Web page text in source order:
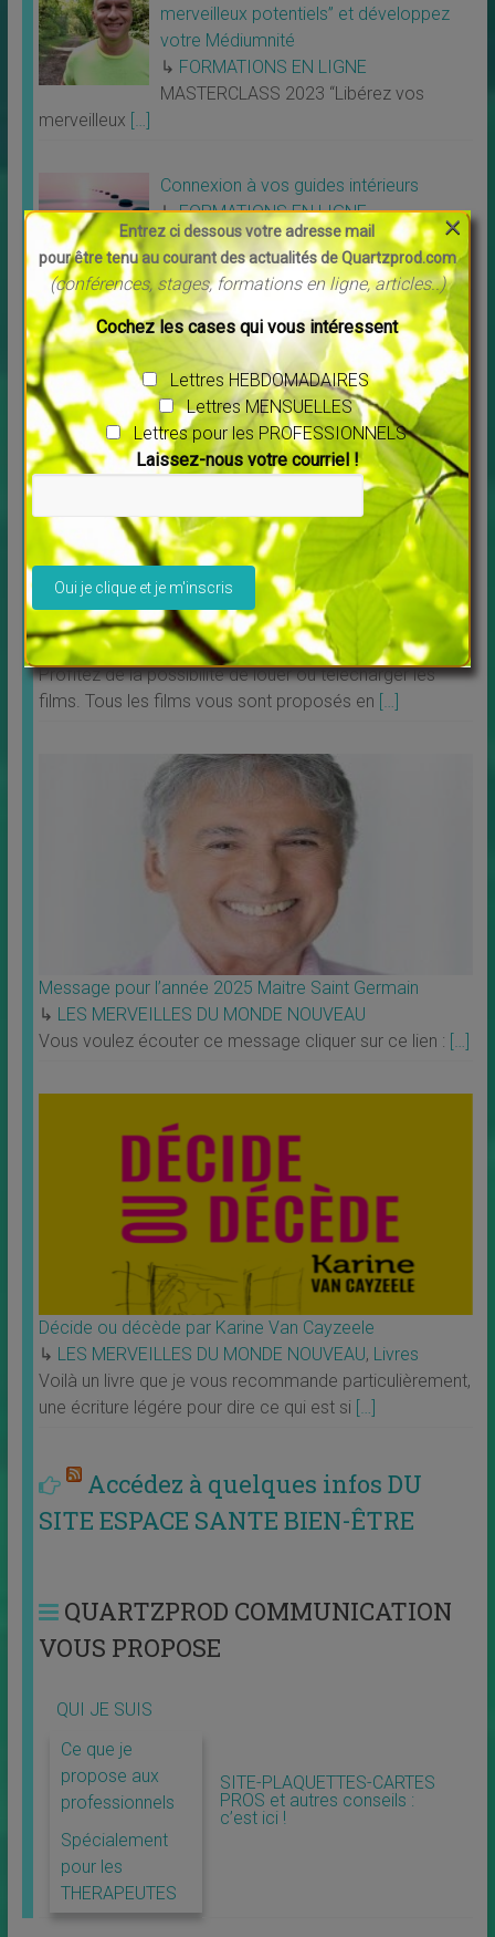
merveilleux potentiels” et développez
votre Médiumnité
↳ FORMATIONS EN LIGNE
MASTERCLASS 2023 “Libérez vos
merveilleux […]
Connexion à vos guides intérieurs
↳FORMATIONS EN LIGNE
Nouvel atelier animé par Pierre Lessard
Connexion à[…]
Un peu de POSITIF
Découvrez Debowska Productions
↳LES MERVEILLES DU MONDE NOUVEAU
Livres
Profitez de la possibilité de louer ou télécharger les
films. Tous les films vous sont proposés en […]
Message pour l’année 2025 Maitre Saint Germain
↳ LES MERVEILLES DU MONDE NOUVEAU
Vous voulez écouter ce message cliquer sur ce lien : […]
Décide ou décède par Karine Van Cayzeele
↳ LES MERVEILLES DU MONDE NOUVEAU, Livres
Voilà un livre que je vous recommande particulièrement,
une écriture légére pour dire ce qui est si […]
Accédez à quelques infos DU
SITE ESPACE SANTE BIEN-ÊTRE
QUARTZPROD COMMUNICATION
VOUS PROPOSE
QUI JE SUIS
Ce que je
propose aux
professionnels
Spécialement
pour les
THERAPEUTES
SITE-PLAQUETTES-CARTES
PROS et autres conseils :
c’est ici !
Entrez ci dessous votre adresse mail
pour être tenu au courant des actualités de Quartzprod.com
(conférences, stages, formations en ligne, articles..)
Cochez les cases qui vous intéressent
Lettres HEBDOMADAIRES
Lettres MENSUELLES
Lettres pour les PROFESSIONNELS
Laissez-nous votre courriel !
Veuillez laisser ce champ vide.
×